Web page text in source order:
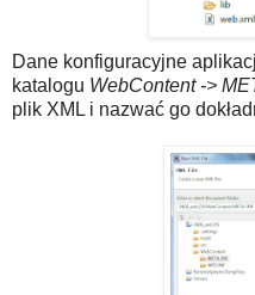
Dane konfiguracyjne
katalogu WebContent ->
plik XML i nazwać go